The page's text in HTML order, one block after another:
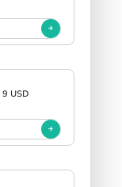
9 USD